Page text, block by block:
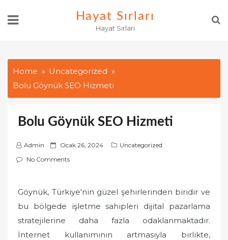
Hayat Sırları
Hayat Sırları
Home
Uncategorized
Bolu Göynük SEO Hizmeti
Bolu Göynük SEO Hizmeti
Admin
P
o
e
d
o
Ocak 26, 2024
Uncategorized
No Comments
Göynük, Türkiye'nin güzel şehirlerinden biridir ve
bu bölgede işletme sahipleri dijital pazarlama
stratejilerine daha fazla odaklanmaktadır.
İnternet kullanımının artmasıyla birlikte,